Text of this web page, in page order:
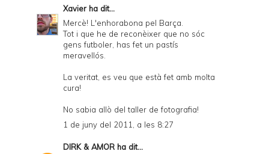
Xavier ha dit...
Mercè! L'enhorabona pel Barça.
Tot i que he de reconèixer que no sóc
gens futboler, has fet un pastís
meravellós.
La veritat, es veu que està fet amb molta
cura!
No sabia allò del taller de fotografia!
1 de juny del 2011, a les 8:27
DIRK & AMOR ha dit...